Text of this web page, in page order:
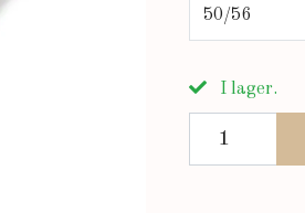
50/56
I lager.